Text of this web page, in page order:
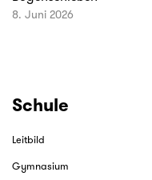
8. Juni 2026
Schule
Leitbild
Gymnasium